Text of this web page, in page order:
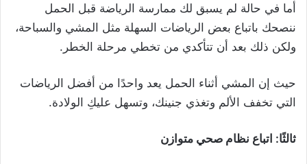
أما في حالة لم يسبق لك ممارسة الرياضة قبل الحمل
ننصحك باتباع بعض الرياضات السهلة مثل المشي والسباحة،
ولكن ذلك بعد أن تتأكدي من تخطي مرحلة الخطر.
حيث إن المشي أثناء الحمل يعد واحدًا من أفضل الرياضات
التي تخفف الألم وتغذي جنينك، وتسهل عليكِ الولادة.
ثالثًا: اتباع نظام صحي متوازن